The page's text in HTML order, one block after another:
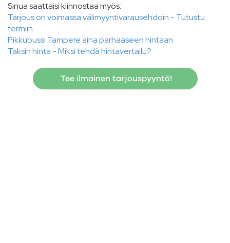
Sinua saattaisi kiinnostaa myös:
Tarjous on voimassa välimyyntivarausehdoin - Tutustu
termiin
Pikkubussi Tampere aina parhaaseen hintaan
Taksin hinta - Miksi tehdä hintavertailu?
Tee ilmainen tarjouspyyntö!